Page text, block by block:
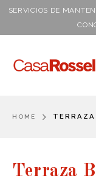
SERVICIOS DE
HOME
Terraza